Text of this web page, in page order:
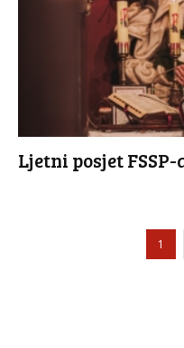
Ljetni posjet
1